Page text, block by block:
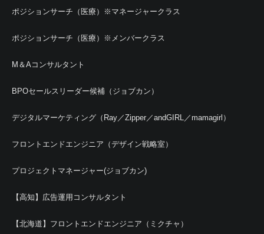
ポジションサーチ（医療）※マネージャークラス
ポジションサーチ（医療）※メンバークラス
M＆Aコンサルタント
BPOセールスリーダー候補（ジョブカン）
デジタルマーケティング（Ray／Zipper／andGIRL／mamagirl）
フロントエンドエンジニア（デザイン戦略室）
プロジェクトマネージャー(ジョブカン)
【高知】広告運用コンサルタント
【北海道】フロントエンドエンジニア（ミクチャ）